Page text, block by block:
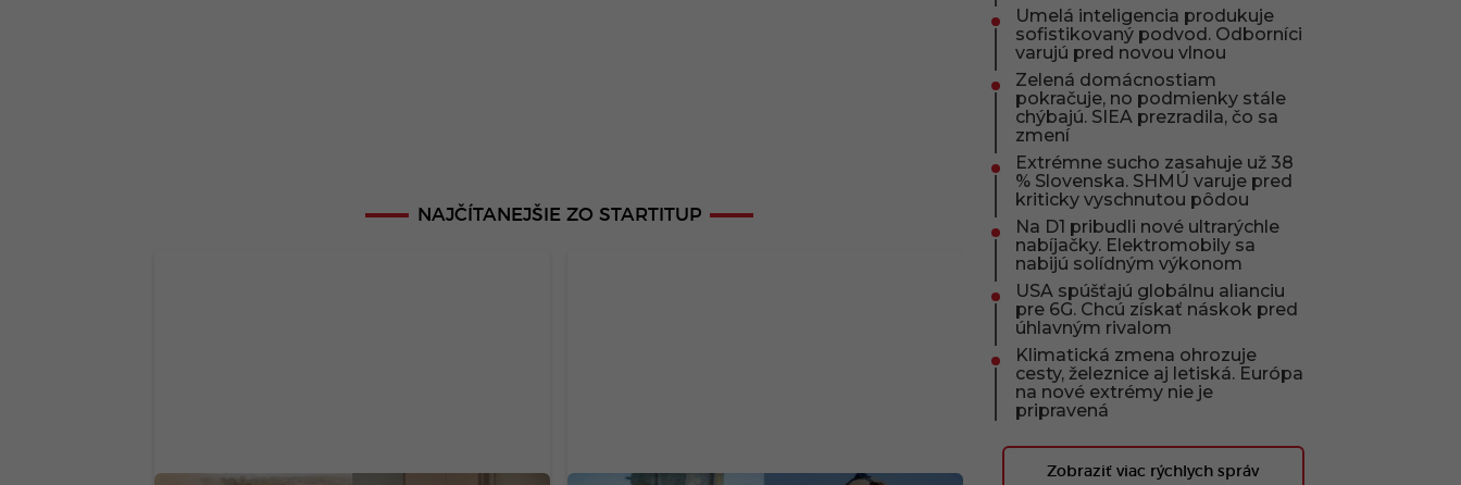
NAJČÍTANEJŠIE ZO STARTITUP
Umelá inteligencia produkuje
sofistikovaný podvod. Odborníci
varujú pred novou vlnou
Zelená domácnostiam
pokračuje, no podmienky stále
chýbajú. SIEA prezradila, čo sa
zmení
Extrémne sucho zasahuje už 38
% Slovenska. SHMÚ varuje pred
kriticky vyschnutou pôdou
Na D1 pribudli nové ultrarýchle
nabíjačky. Elektromobily sa
nabijú solídným výkonom
USA spúšťajú globálnu alianciu
pre 6G. Chcú získať náskok pred
úhlavným rivalom
Klimatická zmena ohrozuje
cesty, železnice aj letiská. Európa
na nové extrémy nie je
pripravená
Zobraziť viac rýchlych správ